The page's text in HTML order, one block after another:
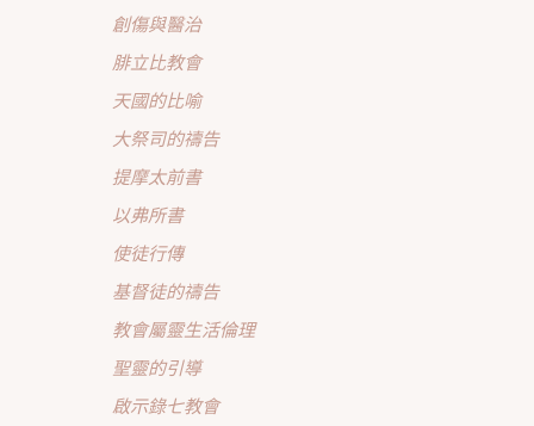
創傷與醫治
腓立比教會
天國的比喻
大祭司的禱告
提摩太前書
以弗所書
使徒行傳
基督徒的禱告
教會屬靈生活倫理
聖靈的引導
啟示錄七教會